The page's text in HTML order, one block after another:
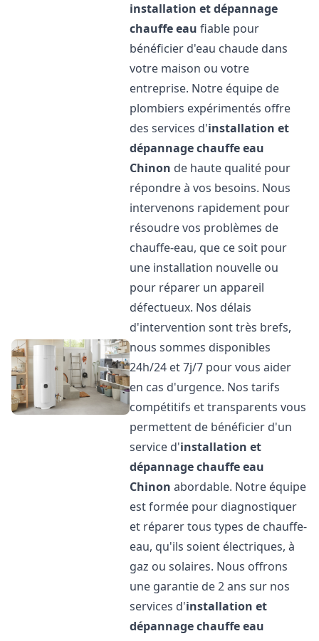
installation et dépannage
chauffe eau fiable pour
bénéficier d'eau chaude dans
votre maison ou votre
entreprise. Notre équipe de
plombiers expérimentés offre
des services d'installation et
dépannage chauffe eau
Chinon de haute qualité pour
répondre à vos besoins. Nous
intervenons rapidement pour
résoudre vos problèmes de
chauffe-eau, que ce soit pour
une installation nouvelle ou
pour réparer un appareil
défectueux. Nos délais
d'intervention sont très brefs,
nous sommes disponibles
24h/24 et 7j/7 pour vous aider
en cas d'urgence. Nos tarifs
compétitifs et transparents vous
permettent de bénéficier d'un
service d'installation et
dépannage chauffe eau
Chinon abordable. Notre équipe
est formée pour diagnostiquer
et réparer tous types de chauffe-
eau, qu'ils soient électriques, à
gaz ou solaires. Nous offrons
une garantie de 2 ans sur nos
services d'installation et
dépannage chauffe eau